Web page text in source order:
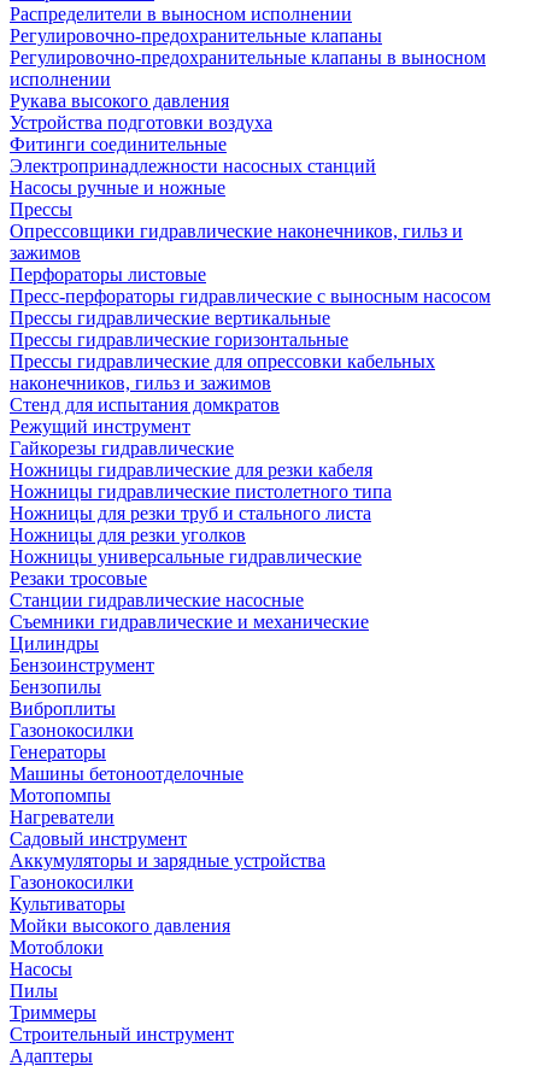
Распределители в выносном исполнении
Регулировочно-предохранительные клапаны
Регулировочно-предохранительные клапаны в выносном
исполнении
Рукава высокого давления
Устройства подготовки воздуха
Фитинги соединительные
Электропринадлежности насосных станций
Насосы ручные и ножные
Прессы
Опрессовщики гидравлические наконечников, гильз и
зажимов
Перфораторы листовые
Пресс-перфораторы гидравлические с выносным насосом
Прессы гидравлические вертикальные
Прессы гидравлические горизонтальные
Прессы гидравлические для опрессовки кабельных
наконечников, гильз и зажимов
Стенд для испытания домкратов
Режущий инструмент
Гайкорезы гидравлические
Ножницы гидравлические для резки кабеля
Ножницы гидравлические пистолетного типа
Ножницы для резки труб и стального листа
Ножницы для резки уголков
Ножницы универсальные гидравлические
Резаки тросовые
Станции гидравлические насосные
Съемники гидравлические и механические
Цилиндры
Бензоинструмент
Бензопилы
Виброплиты
Газонокосилки
Генераторы
Машины бетоноотделочные
Мотопомпы
Нагреватели
Садовый инструмент
Аккумуляторы и зарядные устройства
Газонокосилки
Культиваторы
Мойки высокого давления
Мотоблоки
Насосы
Пилы
Триммеры
Строительный инструмент
Адаптеры